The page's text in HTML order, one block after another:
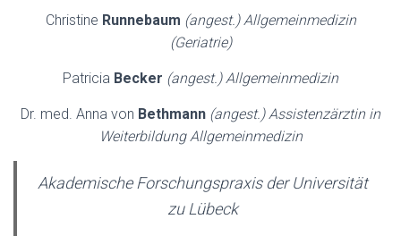
Christine Runnebaum (angest.) Allgemeinmedizin
(Geriatrie)
Patricia Becker (angest.) Allgemeinmedizin
Dr. med. Anna von Bethmann (angest.) Assistenzärztin in
Weiterbildung Allgemeinmedizin
Akademische Forschungspraxis der Universität
zu Lübeck